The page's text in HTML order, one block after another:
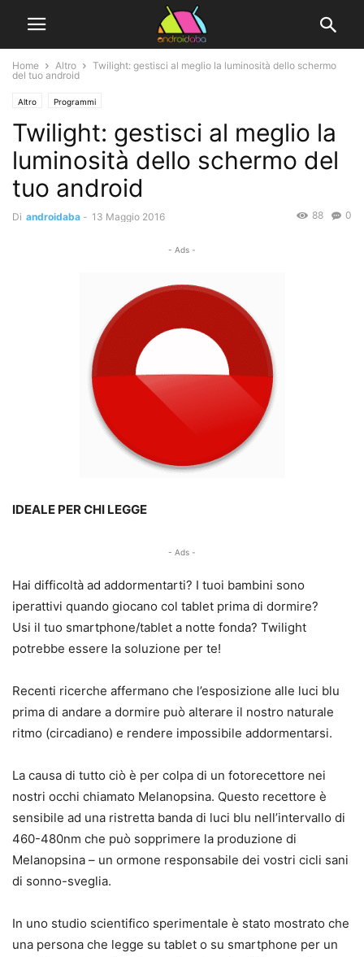
Home Altro
Twilight: gestisci al meglio la luminosità dello schermo
del tuo android
Altro Programmi
Twilight: gestisci al meglio la
luminosità dello schermo del
tuo android
Di androidaba - 13 Maggio 2016 0
88
- Ads -
IDEALE PER CHI LEGGE
- Ads -
Hai difficoltà ad addormentarti? I tuoi bambini sono
iperattivi quando giocano col tablet prima di dormire?
Usi il tuo smartphone/tablet a notte fonda? Twilight
potrebbe essere la soluzione per te!
Recenti ricerche affermano che l’esposizione alle luci blu
prima di andare a dormire può alterare il nostro naturale
ritmo (circadiano) e rendere impossibile addormentarsi.
La causa di tutto ciò è per colpa di un fotorecettore nei
nostri occhi chiamato Melanopsina. Questo recettore è
sensibile ad una ristretta banda di luci blu nell’intervallo di
460-480nm che può sopprimere la produzione di
Melanopsina – un ormone responsabile dei vostri cicli sani
di sonno-sveglia.
In uno studio scientifico sperimentale è stato mostrato che
una persona che legge su tablet o su smartphone per un